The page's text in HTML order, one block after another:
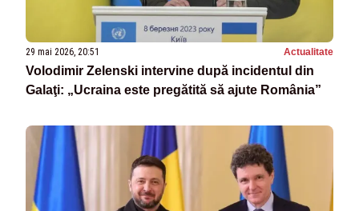
29 mai 2026, 20:51 Actualitate
Volodimir Zelenski intervine după incidentul din
Galaţi: „Ucraina este pregătită să ajute România”